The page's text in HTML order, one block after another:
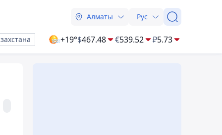
Алматы Рус
+19°$467.48 €539.52 ₽5.73